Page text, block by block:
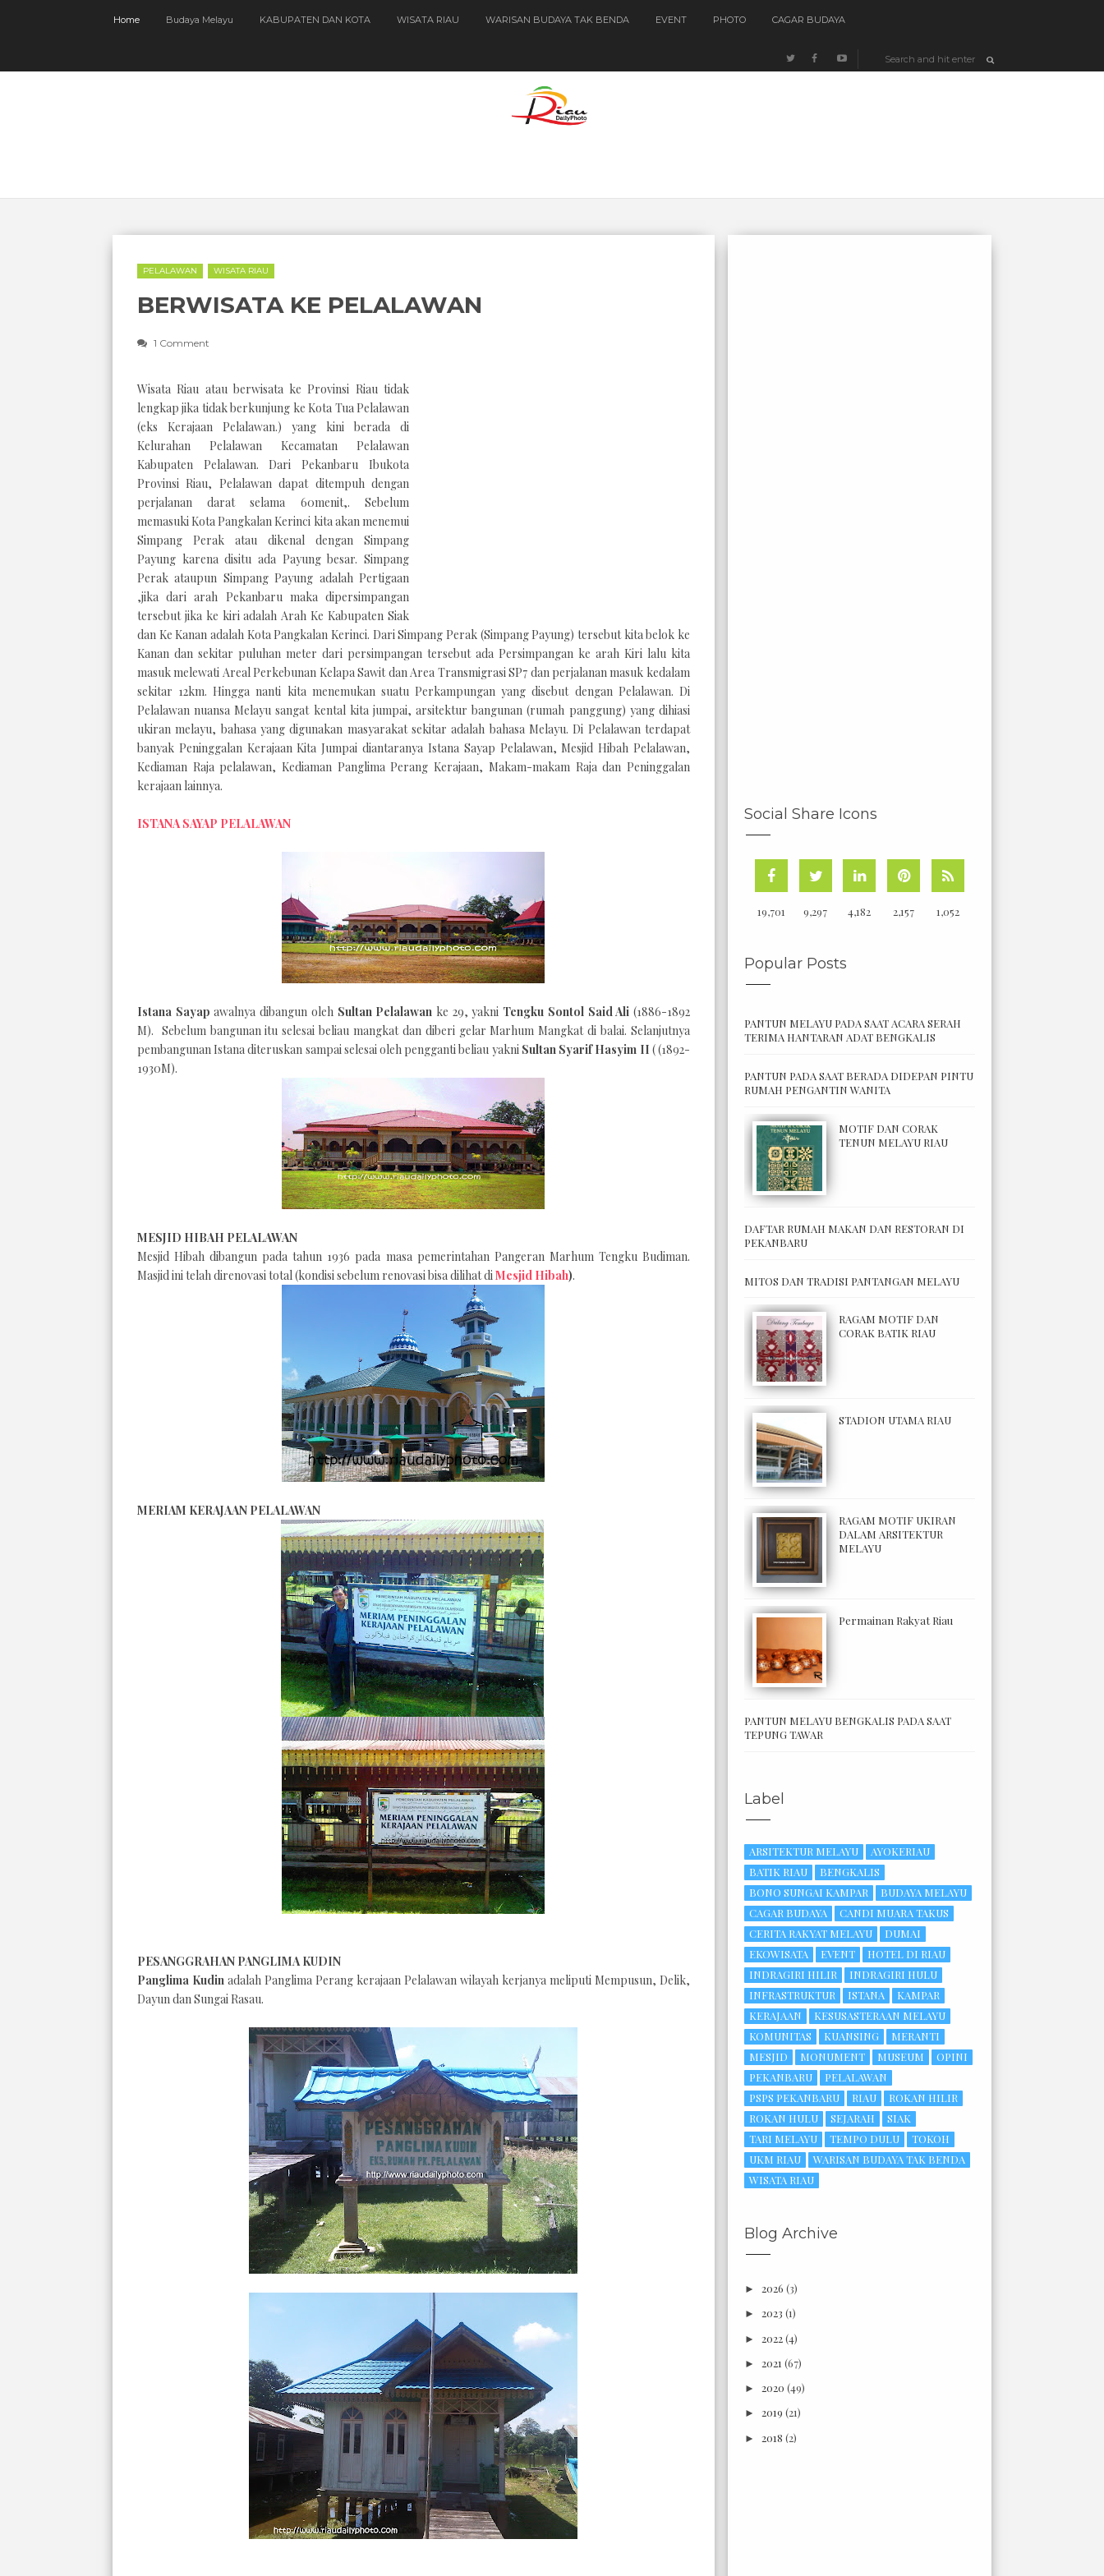
Home Budaya Melayu KABUPATEN DAN KOTA WISATA RIAU WARISAN BUDAYA TAK BENDA EVENT PHOTO CAGAR BUDAYA
PELALAWAN WISATA RIAU
BERWISATA KE PELALAWAN
1 Comment
Wisata Riau atau berwisata ke Provinsi Riau tidak
lengkap jika tidak berkunjung ke Kota Tua Pelalawan
(eks Kerajaan Pelalawan.) yang kini berada di
Kelurahan Pelalawan Kecamatan Pelalawan
Kabupaten Pelalawan. Dari Pekanbaru Ibukota
Provinsi Riau, Pelalawan dapat ditempuh dengan
perjalanan darat selama 60menit,. Sebelum
memasuki Kota Pangkalan Kerinci kita akan menemui
Simpang Perak atau dikenal dengan Simpang
Payung karena disitu ada Payung besar. Simpang
Perak ataupun Simpang Payung adalah Pertigaan
,jika dari arah Pekanbaru maka dipersimpangan
tersebut jika ke kiri adalah Arah Ke Kabupaten Siak
dan Ke Kanan adalah Kota Pangkalan Kerinci. Dari Simpang Perak (Simpang Payung) tersebut kita belok ke
Kanan dan sekitar puluhan meter dari persimpangan tersebut ada Persimpangan ke arah Kiri lalu kita
masuk melewati Areal Perkebunan Kelapa Sawit dan Area Transmigrasi SP7 dan perjalanan masuk kedalam
sekitar 12km. Hingga nanti kita menemukan suatu Perkampungan yang disebut dengan Pelalawan. Di
Pelalawan nuansa Melayu sangat kental kita jumpai, arsitektur bangunan (rumah panggung) yang dihiasi
ukiran melayu, bahasa yang digunakan masyarakat sekitar adalah bahasa Melayu. Di Pelalawan terdapat
banyak Peninggalan Kerajaan Kita Jumpai diantaranya Istana Sayap Pelalawan, Mesjid Hibah Pelalawan,
Kediaman Raja pelalawan, Kediaman Panglima Perang Kerajaan, Makam-makam Raja dan Peninggalan
kerajaan lainnya.
ISTANA SAYAP PELALAWAN
Istana Sayap awalnya dibangun olehSultan Pelalawan ke 29, yakni Tengku SontolSaid Ali (1886-1892
M). Sebelum bangunan itu selesai beliau mangkat dan diberi gelar Marhum Mangkat di balai. Selanjutnya
pembangunan Istana diteruskan sampai selesai oleh pengganti beliau yakni Sultan Syarif Hasyim II ((1892-
1930M).
MESJID HIBAH PELALAWAN
Mesjid Hibahdibangun pada tahun 1936 pada masa pemerintahan Pangeran Marhum Tengku Budiman.
Masjidinitelah direnovasi total (kondisi sebelum renovasi bisa dilihat diMesjid Hibah).
MERIAM KERAJAAN PELALAWAN
PESANGGRAHAN PANGLIMA KUDIN
Panglima Kudin adalah Panglima Perang kerajaan Pelalawan wilayah kerjanya meliputi Mempusun, Delik,
Dayun dan Sungai Rasau.
Social Share Icons
19,701 9,297 4,182 2,157 1,052
Popular Posts
PANTUN MELAYU PADA SAAT ACARA SERAH
TERIMA HANTARAN ADAT BENGKALIS
PANTUN PADA SAAT BERADA DIDEPAN PINTU
RUMAH PENGANTIN WANITA
MOTIF DAN CORAK
TENUN MELAYU RIAU
DAFTAR RUMAH MAKAN DAN RESTORAN DI
PEKANBARU
MITOS DAN TRADISI PANTANGAN MELAYU
RAGAM MOTIF DAN
CORAK BATIK RIAU
STADION UTAMA RIAU
RAGAM MOTIF UKIRAN
DALAM ARSITEKTUR
MELAYU
Permainan Rakyat Riau
PANTUN MELAYU BENGKALIS PADA SAAT
TEPUNG TAWAR
Label
ARSITEKTUR MELAYU
AYOKERIAU
BATIK RIAU
BENGKALIS
BONO SUNGAI KAMPAR
BUDAYA MELAYU
CAGAR BUDAYA
CANDI MUARA TAKUS
CERITA RAKYAT MELAYU
DUMAI
EKOWISATA
EVENT
HOTEL DI RIAU
INDRAGIRI HILIR
INDRAGIRI HULU
INFRASTRUKTUR
ISTANA
KAMPAR
KERAJAAN
KESUSASTERAAN MELAYU
KOMUNITAS
KUANSING
MERANTI
MESJID
MONUMENT MUSEUM
OPINI
PEKANBARU
PELALAWAN
PSPS PEKANBARU
RIAU
ROKAN HILIR
ROKAN HULU
SEJARAH
SIAK
TARI MELAYU
TEMPO DULU
TOKOH
UKM RIAU
WARISAN BUDAYA TAK BENDA
WISATA RIAU
Blog Archive
► 2026 (3)
► 2023 (1)
► 2022(4)
► 2021 (67)
► 2020 (49)
► 2019 (21)
► 2018 (2)